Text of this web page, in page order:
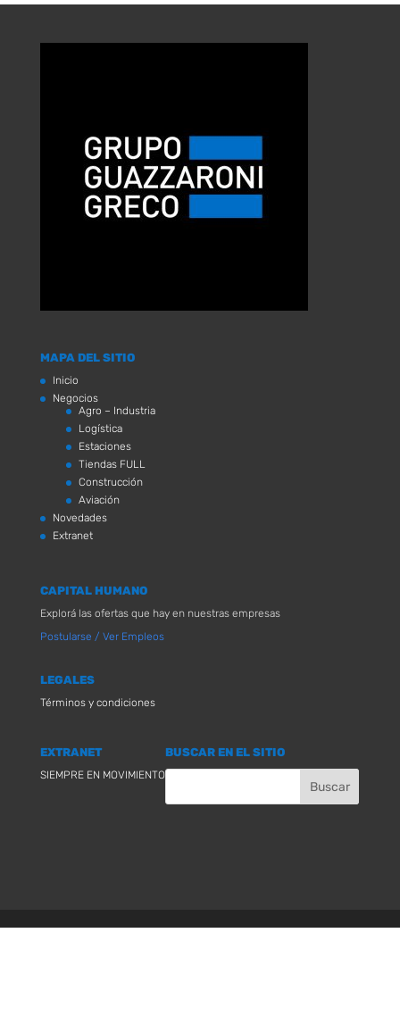
MAPA DEL SITIO
Inicio
Negocios
Agro – Industria
Logística
Estaciones
Tiendas FULL
Construcción
Aviación
Novedades
Extranet
CAPITAL HUMANO
Explorá las ofertas que hay en nuestras empresas
Postularse / Ver Empleos
LEGALES
Términos y condiciones
EXTRANET
SIEMPRE EN MOVIMIENTO
BUSCAR EN EL SITIO